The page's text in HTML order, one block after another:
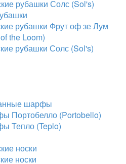
рубашки Солс (Sol's)
рубашки Фрут оф зе Лум
the Loom)
рубашки Солс (Sol's)
шарфы
Портобелло (Portobello)
Тепло (Teplo)
носки
носки